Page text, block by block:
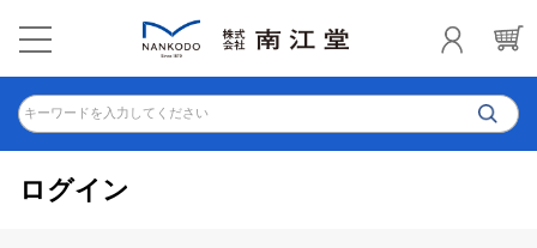
キーワードを入力してください
ログイン